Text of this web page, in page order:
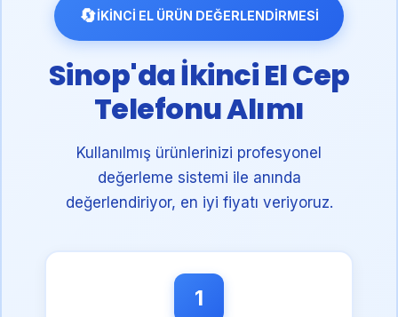
🔄İKİNCİ EL ÜRÜN DEĞERLENDİRMESİ
Sinop'da İkinci El Cep
Telefonu Alımı
Kullanılmış ürünlerinizi profesyonel
değerleme sistemi ile anında
değerlendiriyor, en iyi fiyatı veriyoruz.
1